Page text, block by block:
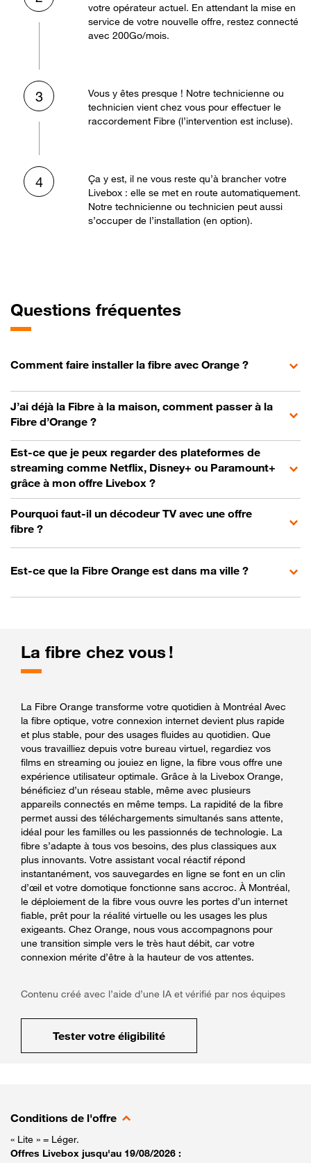
votre opérateur actuel. En attendant la mise en
service de votre nouvelle offre, restez connecté
avec 200Go/mois.
3
Vous y êtes presque ! Notre technicienne ou
technicien vient chez vous pour effectuer le
raccordement Fibre (l’intervention est incluse).
4
Ça y est, il ne vous reste qu’à brancher votre
Livebox : elle se met en route automatiquement.
Notre technicienne ou technicien peut aussi
s’occuper de l’installation (en option).
Questions fréquentes
Comment faire installer la fibre avec Orange ?
J’ai déjà la Fibre à la maison, comment passer à la
Fibre d’Orange ?
Est-ce que je peux regarder des plateformes de
streaming comme Netflix, Disney+ ou Paramount+
grâce à mon offre Livebox ?
Pourquoi faut-il un décodeur TV avec une offre
fibre ?
Est-ce que la Fibre Orange est dans ma ville ?
La fibre chez vous !
La Fibre Orange transforme votre quotidien à Montréal Avec
la fibre optique, votre connexion internet devient plus rapide
et plus stable, pour des usages fluides au quotidien. Que
vous travailliez depuis votre bureau virtuel, regardiez vos
films en streaming ou jouiez en ligne, la fibre vous offre une
expérience utilisateur optimale. Grâce à la Livebox Orange,
bénéficiez d’un réseau stable, même avec plusieurs
appareils connectés en même temps. La rapidité de la fibre
permet aussi des téléchargements simultanés sans attente,
idéal pour les familles ou les passionnés de technologie. La
fibre s’adapte à tous vos besoins, des plus classiques aux
plus innovants. Votre assistant vocal réactif répond
instantanément, vos sauvegardes en ligne se font en un clin
d’œil et votre domotique fonctionne sans accroc. À Montréal,
le déploiement de la fibre vous ouvre les portes d’un internet
fiable, prêt pour la réalité virtuelle ou les usages les plus
exigeants. Chez Orange, nous vous accompagnons pour
une transition simple vers le très haut débit, car votre
connexion mérite d’être à la hauteur de vos attentes.
Contenu créé avec l’aide d’une IA et vérifié par nos équipes
Tester votre éligibilité
Conditions de l'offre
« Lite » = Léger.
Offres Livebox jusqu'au 19/08/2026 :